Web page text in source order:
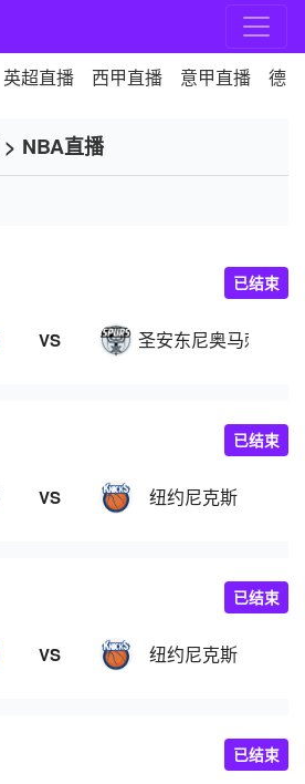
英超直播 西甲直播 意甲直播 德
> NBA直播
VS 圣安东尼奥马刺
已结束
VS 纽约尼克斯
已结束
VS 纽约尼克斯
已结束
已结束